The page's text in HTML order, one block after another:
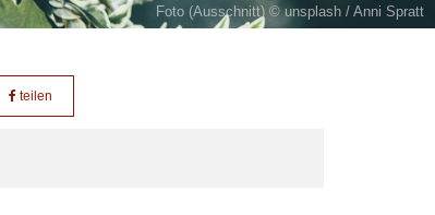
Foto (Ausschnitt) © unsplash / Anni Spratt
teilen